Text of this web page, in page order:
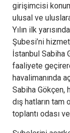
girişimcisi
ulusal ve
Yılın ilk
Şubesi’ni
İstanbul Sabiha
faaliyete
havalimanında
Sabiha Gökçen,
dış hatların tam
toplantı odası